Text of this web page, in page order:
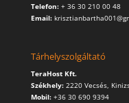
Telefon:+ 36 30 210 00 48
Email:
Tárhelyszolgáltató
TeraHost Kft.
Székhely: 2220 Vecsés,
Mobil: +36 30 690 9394